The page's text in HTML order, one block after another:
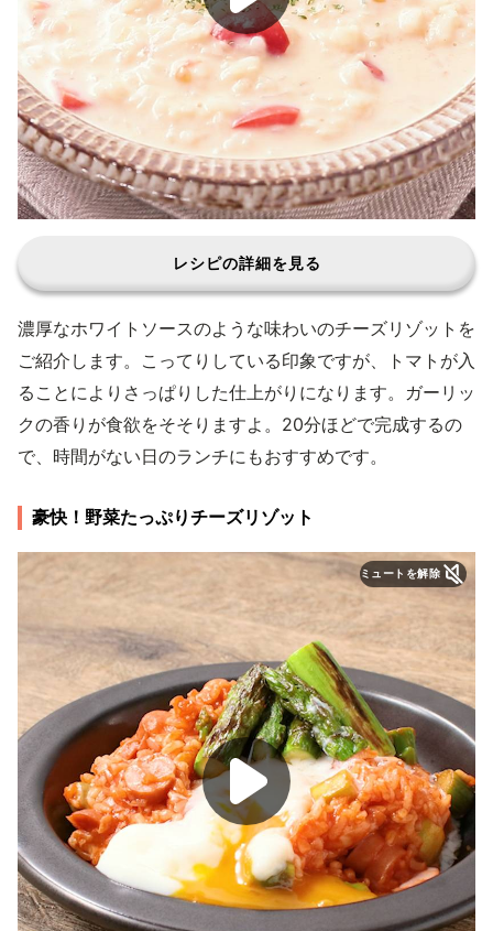
レシピの詳細を見る
濃厚なホワイトソースのような味わいのチーズリゾットを
ご紹介します。こってりしている印象ですが、トマトが入
ることによりさっぱりした仕上がりになります。ガーリッ
クの香りが食欲をそそりますよ。20分ほどで完成するの
で、時間がない日のランチにもおすすめです。
豪快！野菜たっぷりチーズリゾット
ミュートを解除